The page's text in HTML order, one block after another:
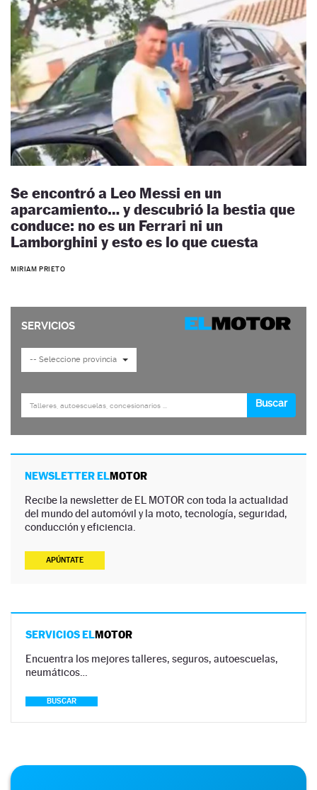
Se encontró a Leo Messi en un
aparcamiento… y descubrió la bestia que
conduce: no es un Ferrari ni un
Lamborghini y esto es lo que cuesta
MIRIAM PRIETO
NEWSLETTER ELMOTOR
Recibe la newsletter de EL MOTOR con toda la actualidad
del mundo del automóvil y la moto, tecnología, seguridad,
conducción y eficiencia.
APÚNTATE
SERVICIOS ELMOTOR
Encuentra los mejores talleres, seguros, autoescuelas,
neumáticos…
BUSCAR